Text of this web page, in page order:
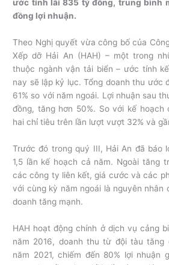
ước tính lãi 835 tỷ đồng, trung bình
đồng lợi nhuận.
Theo Nghị quyết vừa công bố của
Xếp dỡ Hải An (HAH) – một trong
thuộc ngành vận tải biển – ước tính
nay sẽ lập kỷ lục. Tổng doanh thu ước
61% so với năm ngoái. Lợi nhuận sau
đồng, tăng hơn 50%. So với kế hoạch
hai chỉ tiêu trên lần lượt vượt 32% và
Trước đó trong quý III, Hải An đã báo
1,5 lần kế hoạch cả năm. Ngoài tăng
các công ty liên kết, giá cước và các
với cùng kỳ năm ngoái là nguyên nhân
doanh tăng mạnh.
HAH hoạt động chính ở dịch vụ cảng
năm 2016, doanh thu từ đội tàu tăng
năm 2021, chiếm đến 80% lợi nhuận